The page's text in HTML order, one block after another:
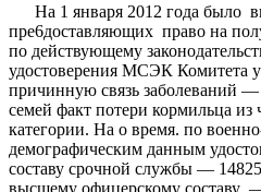
На 1 января 2012 года было
пре6доставляющих право на
по действующему
удостоверения МСЭК Комитета
причинную связь заболеваний
семей факт потери кормильца из
категории. На о время. по
демографическим данным
составу срочной службы —
высшему офицерскому составу